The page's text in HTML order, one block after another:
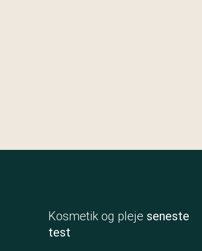
Kosmetik og pleje seneste
test